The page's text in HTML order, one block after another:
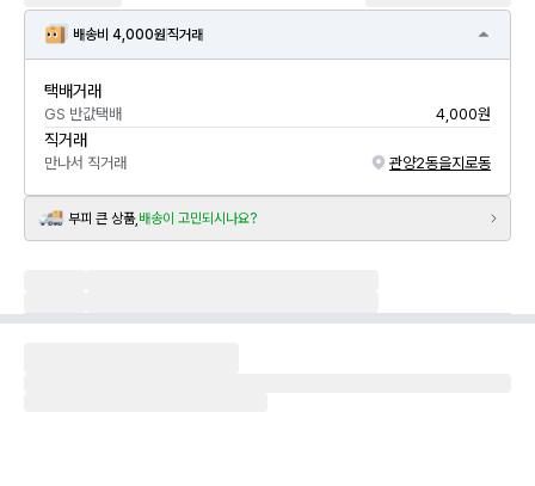
배송비 4,000원직거래
택배거래
GS 반값택배 4,000원
직거래
만나서 직거래 관양2동을지로동
부피 큰 상품, 배송이 고민되시나요?